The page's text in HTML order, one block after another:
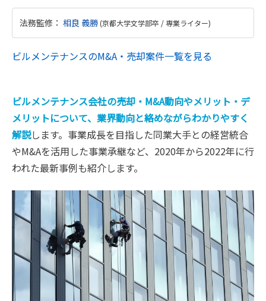
法務監修 ： 相良 義勝(京都大学文学部卒 / 専業ライター)
ビルメンテナンスのM&A・売却案件一覧を見る
ビルメンテナンス会社の売却・M&A動向やメリット・デ
メリットについて、業界動向と絡めながらわかりやすく
解説します。事業成長を目指した同業大手との経営統合
やM&Aを活用した事業承継など、2020年から2022年に行
われた最新事例も紹介します。